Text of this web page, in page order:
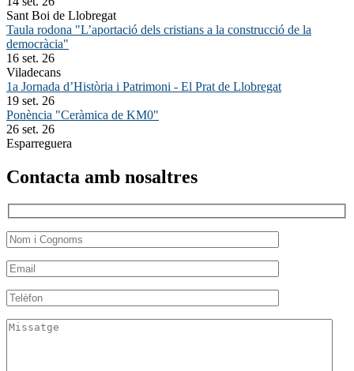
Sant Boi de Llobregat
Taula rodona "L’aportació dels cristians a la construcció de la
democràcia"
16 set. 26
Viladecans
1a Jornada d’Història i Patrimoni - El Prat de Llobregat
19 set. 26
Ponència "Ceràmica de KM0"
26 set. 26
Esparreguera
Contacta amb nosaltres